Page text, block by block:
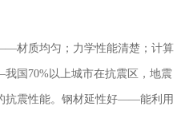
质均匀；力学性能清楚；计算
国70%以上城市在抗震区，地震
抗震性能。钢材延性好——能利用